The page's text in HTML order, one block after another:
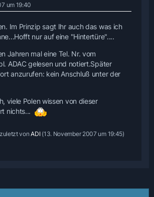
um 19:40
Im Prinzip sagt Ihr auch das was ich
nur auf eine "Hintertüre"....
Jahren mal eine Tel. Nr. vom
ADAC gelesen und notiert.Später
anzurufen: kein Anschluß unter der
viele Polen wissen von dieser
nichts...
vonADI(13. November 2007 um 19:45)